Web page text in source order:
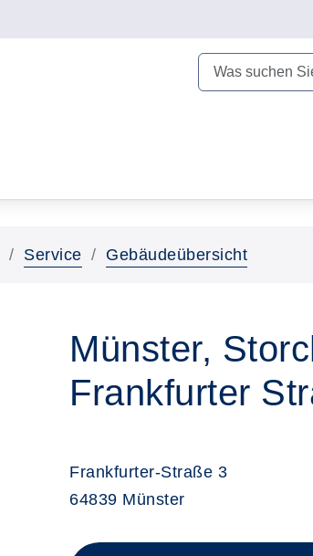
Service Gebäudeübersicht
Münster,
Frankfurter
Frankfurter-Straße 3
64839 Münster